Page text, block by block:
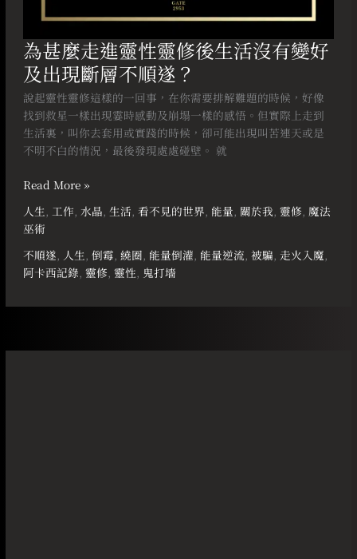
為甚麼走進靈性靈修後生活沒有變好
及出現斷層不順遂？
說起靈性靈修這樣的一回事，在你需要排解難題的時候，好像
找到救星一樣出現霎時感動及崩塌一樣的感悟。但實際上走到
生活裏，叫你去套用或實踐的時候，卻可能出現叫苦連天或是
不明不白的情況，最後發現處處碰壁。 就
斷
層
不
順
遂？
Read More »
人生 , 工作, 水晶,生活,看不見的世界, 能量, 關於我,靈修, 魔法
巫術
不順遂, 人生 ,倒霉,繞圈, 能量倒灌, 能量逆流,被騙, 走火入魔,
阿卡西記錄,靈修,靈性, 鬼打墻